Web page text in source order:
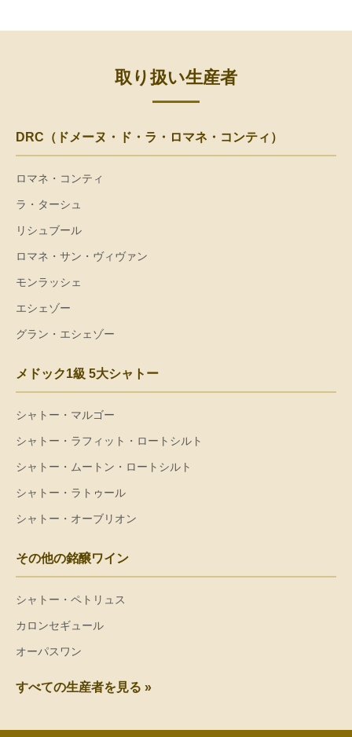
取り扱い生産者
DRC（ドメーヌ・ド・ラ・ロマネ・コンティ）
ロマネ・コンティ
ラ・ターシュ
リシュブール
ロマネ・サン・ヴィヴァン
モンラッシェ
エシェゾー
グラン・エシェゾー
メドック1級 5大シャトー
シャトー・マルゴー
シャトー・ラフィット・ロートシルト
シャトー・ムートン・ロートシルト
シャトー・ラトゥール
シャトー・オーブリオン
その他の銘醸ワイン
シャトー・ペトリュス
カロンセギュール
オーパスワン
すべての生産者を見る »